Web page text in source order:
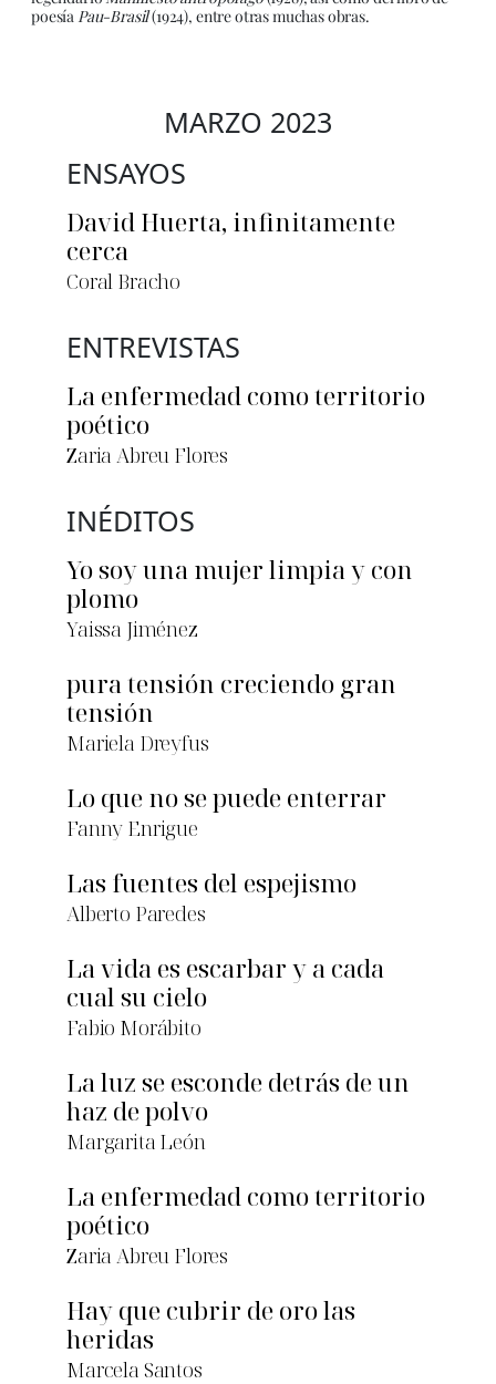
poesíaPau-Brasil(1924), entre otras muchas obras.
MARZO 2023
ENSAYOS
David Huerta, infinitamente
cerca
Coral Bracho
ENTREVISTAS
La enfermedad como territorio
poético
Zaria Abreu Flores
INÉDITOS
Yo soy una mujer limpia y con
plomo
Yaissa Jiménez
pura tensión creciendo gran
tensión
Mariela Dreyfus
Lo que no se puede enterrar
Fanny Enrigue
Las fuentes del espejismo
Alberto Paredes
La vida es escarbar y a cada
cual su cielo
Fabio Morábito
La luz se esconde detrás de un
haz de polvo
Margarita León
La enfermedad como territorio
poético
Zaria Abreu Flores
Hay que cubrir de oro las
heridas
Marcela Santos